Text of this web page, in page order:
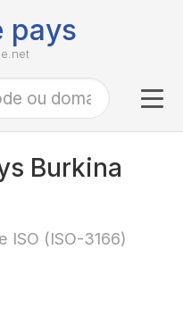
pays
Burkina
ISO (ISO-3166)